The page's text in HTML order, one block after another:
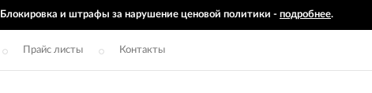
Блокировка и штрафы за нарушение ценовой политики - подробнее.
Прайс листы Контакты